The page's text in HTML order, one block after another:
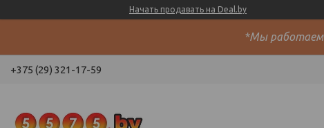
Начать продавать на Deal.by
*Мы работаем
+375 (29) 321-17-59